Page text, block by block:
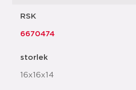
RSK
6670474
storlek
16x16x14